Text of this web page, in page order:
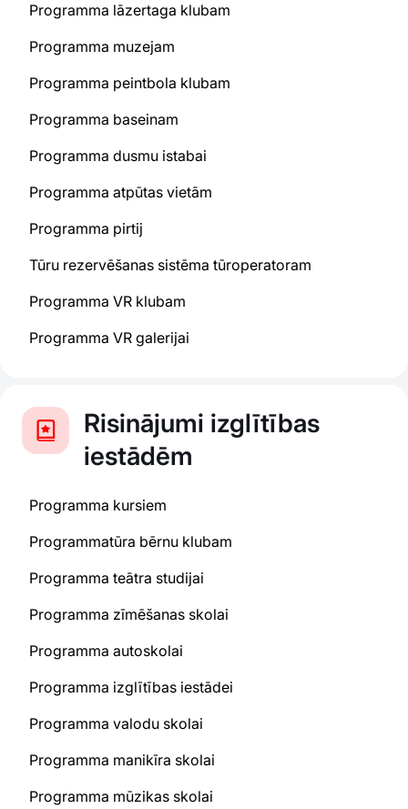
Programma lāzertaga klubam
Programma muzejam
Programma peintbola klubam
Programma baseinam
Programma dusmu istabai
Programma atpūtas vietām
Programma pirtij
Tūru rezervēšanas sistēma tūroperatoram
Programma VR klubam
Programma VR galerijai
Risinājumi izglītības
iestādēm
Programma kursiem
Programmatūra bērnu klubam
Programma teātra studijai
Programma zīmēšanas skolai
Programma autoskolai
Programma izglītības iestādei
Programma valodu skolai
Programma manikīra skolai
Programma mūzikas skolai